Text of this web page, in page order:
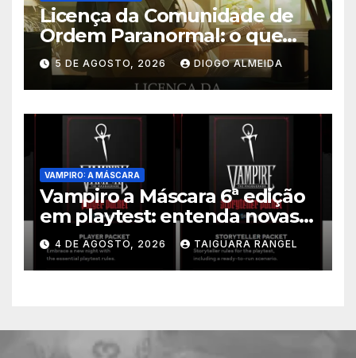
Licença da Comunidade de
Ordem Paranormal: o que
muda nos direitos autorais
5 DE AGOSTO, 2026 DIOGO ALMEIDA
VAMPIRO: A MÁSCARA
Vampiro a Máscara 6ª edição
em playtest: entenda novas
regras
4 DE AGOSTO, 2026 TAIGUARA RANGEL